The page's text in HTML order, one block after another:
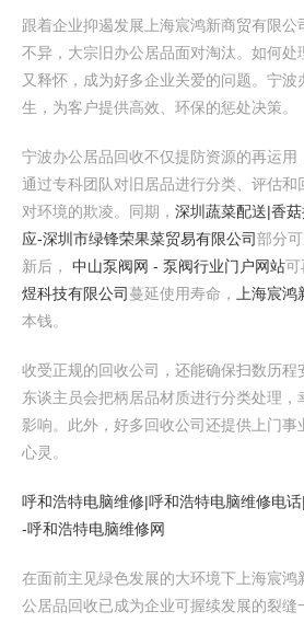
跟着企业抑遏发展上海宸鸿新商贸有限
不异，大宗旧办公居品面对淘汰。如何处
又释怀，成为好多企业关爱的问题。宁
生，为客户提供高效、环保的惩处决策。
宁波办公居品回收不仅提防资源的再运用
通过专科团队对旧居品进行分类、评估和
对环境的欺凌。同期， 深圳蔬菜配送|香
应-深圳市绿锋荣果菜贸易有限公司部分
新后， 中山泵阀网 - 泵阀行业门户网站可
煜科技有限公司蔓延使用寿命， 上海宸
本钱。
收受正规的回收公司，还能确保扫数历程
东谈主员会把柄居品材质进行分类处理
影响。此外，好多回收公司还提供上门
心灵。
呼和浩特电脑维修|呼和浩特电脑维修电
-呼和浩特电脑维修网
在面前主见绿色发展的大环境下上海宸
公居品回收已成为企业可握续发展的裂